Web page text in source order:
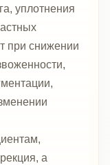
уплотнения
при снижении
а